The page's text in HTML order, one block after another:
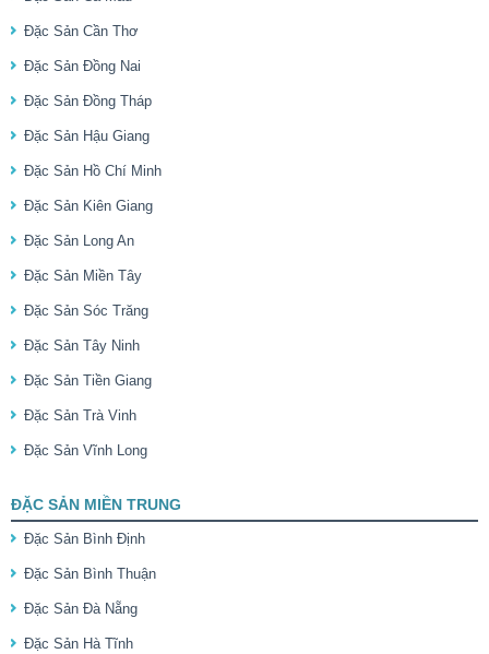
Đặc Sản Cần Thơ
Đặc Sản Đồng Nai
Đặc Sản Đồng Tháp
Đặc Sản Hậu Giang
Đặc Sản Hồ Chí Minh
Đặc Sản Kiên Giang
Đặc Sản Long An
Đặc Sản Miền Tây
Đặc Sản Sóc Trăng
Đặc Sản Tây Ninh
Đặc Sản Tiền Giang
Đặc Sản Trà Vinh
Đặc Sản Vĩnh Long
ĐẶC SẢN MIỀN TRUNG
Đặc Sản Bình Định
Đặc Sản Bình Thuận
Đặc Sản Đà Nẵng
Đặc Sản Hà Tĩnh